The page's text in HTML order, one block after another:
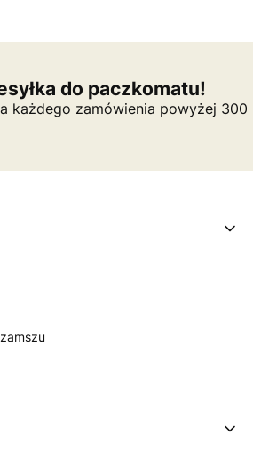
do paczkomatu!
każdego zamówienia powyżej 300